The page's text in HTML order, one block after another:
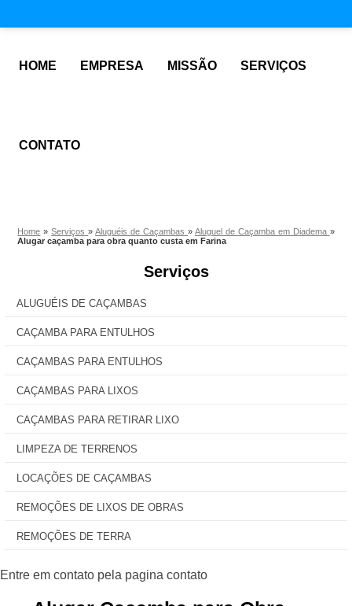
HOME EMPRESA MISSÃO SERVIÇOS
CONTATO
Home »Serviços»Aluguéis de Caçambas » Aluguel de Caçamba em Diadema »
Alugar caçamba para obra quanto custa em Farina
Serviços
ALUGUÉIS DE CAÇAMBAS
CAÇAMBA PARA ENTULHOS
CAÇAMBAS PARA ENTULHOS
CAÇAMBAS PARA LIXOS
CAÇAMBAS PARA RETIRAR LIXO
LIMPEZA DE TERRENOS
LOCAÇÕES DE CAÇAMBAS
REMOÇÕES DE LIXOS DE OBRAS
REMOÇÕES DE TERRA